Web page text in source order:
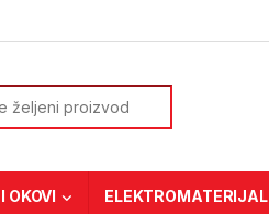
OKOVI ELEKTROMATERIJAL